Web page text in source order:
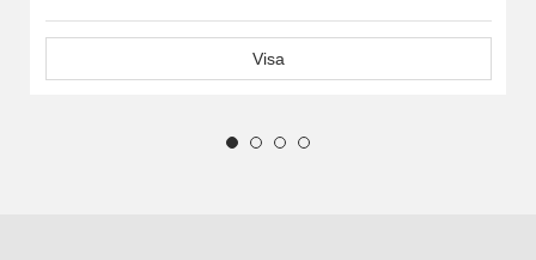
Visa